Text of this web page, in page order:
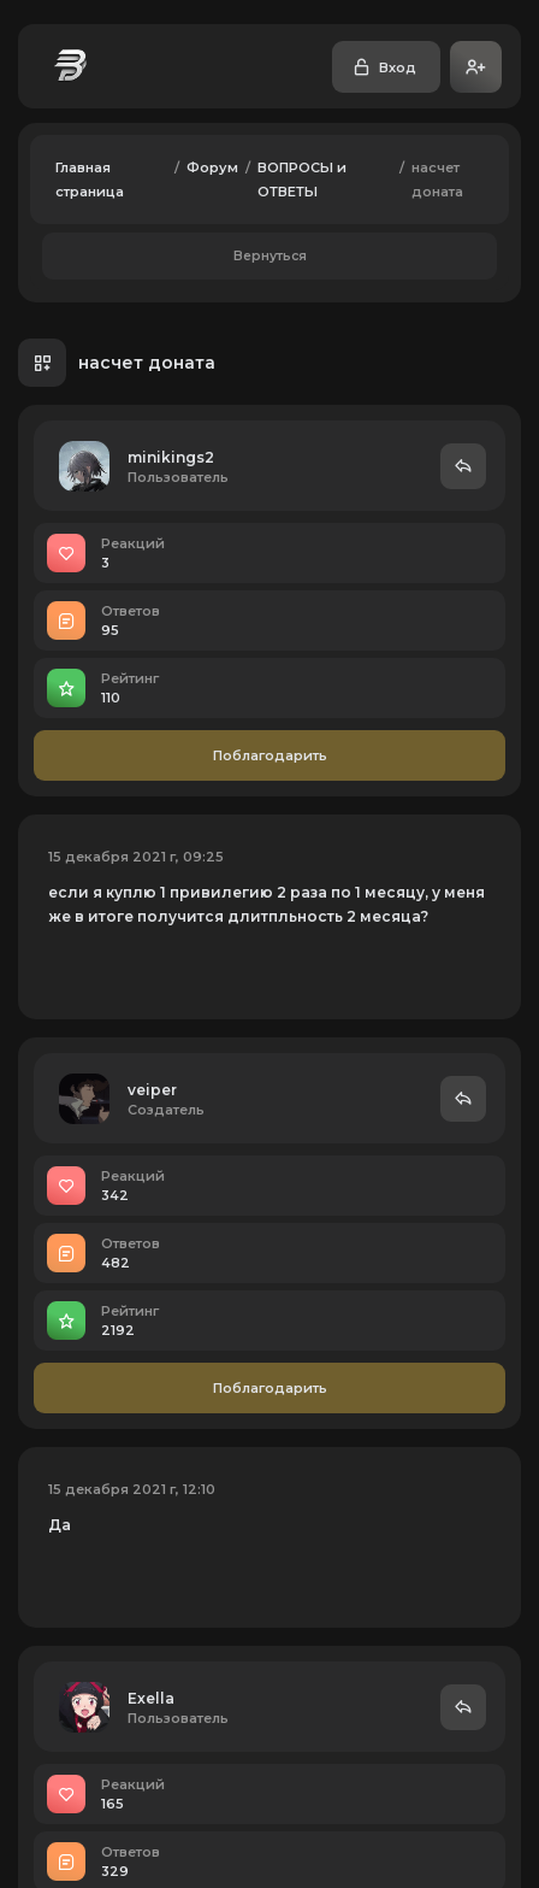
Вход
Главная
страница
/ Форум / ВОПРОСЫ и
ОТВЕТЫ
/ насчет
доната
Вернуться
насчет доната
minikings2
Пользователь
Реакций
3
Ответов
95
Рейтинг
110
Поблагодарить
15 декабря 2021 г, 09:25
если я куплю 1 привилегию 2 раза по 1 месяцу, у меня
же в итоге получится длитпльность 2 месяца?
veiper
Создатель
Реакций
342
Ответов
482
Рейтинг
2192
Поблагодарить
15 декабря 2021 г, 12:10
Да
Exella
Пользователь
Реакций
165
Ответов
329